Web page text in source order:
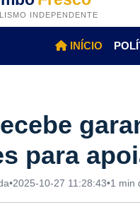
INDEPENDENTE
INÍCIO
para
•2025-10-27 11:28:43•1 min